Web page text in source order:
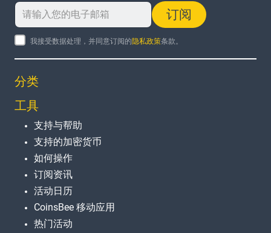
订阅
我接受数据处理，并同意订阅的隐私政策条款。
分类
工具
支持与帮助
支持的加密货币
如何操作
订阅资讯
活动日历
CoinsBee 移动应用
热门活动